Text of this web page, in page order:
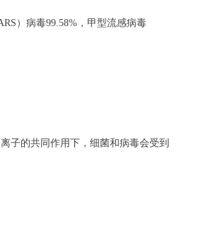
）病毒99.58%，甲型流感病毒
子的共同作用下，细菌和病毒会受到